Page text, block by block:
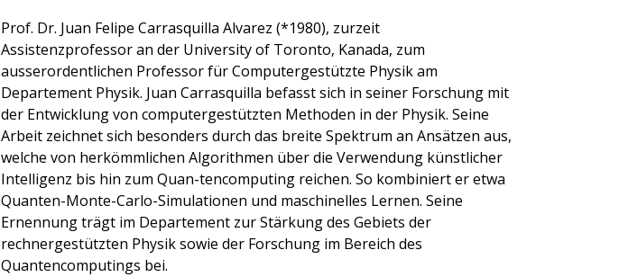
Prof. Dr. Juan Felipe Carrasquilla Alvarez (*1980), zurzeit
Assistenzprofessor an der University of Toronto, Kanada, zum
ausserordentlichen Professor für Computergestützte Physik am
Departement Physik. Juan Carrasquilla befasst sich in seiner Forschung mit
der Entwicklung von computergestützten Methoden in der Physik. Seine
Arbeit zeichnet sich besonders durch das breite Spektrum an Ansätzen aus,
welche von herkömmlichen Algorithmen über die Verwendung künstlicher
Intelligenz bis hin zum Quan-tencomputing reichen. So kombiniert er etwa
Quanten-Monte-Carlo-Simulationen und maschinelles Lernen. Seine
Ernennung trägt im Departement zur Stärkung des Gebiets der
rechnergestützten Physik sowie der Forschung im Bereich des
Quantencomputings bei.